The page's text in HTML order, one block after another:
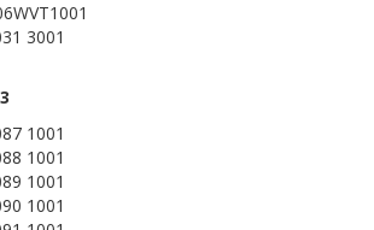
3001
1001
1001
1001
1001